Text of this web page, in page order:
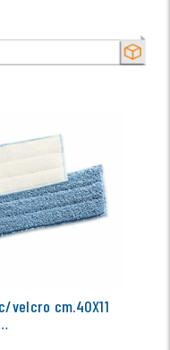
SECCO
velcro cm.40X11